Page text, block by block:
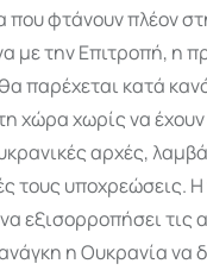
φτάνουν πλέον
με την Επιτροπή, η
παρέχεται κατά
χώρα χωρίς να έχουν
αρχές,
τους υποχρεώσεις.
εξισορροπήσει τις
η Ουκρανία να